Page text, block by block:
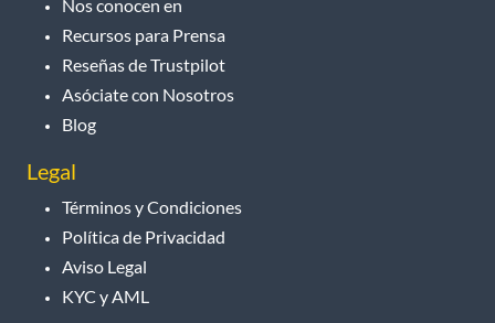
Nos conocen en
Recursos para Prensa
Reseñas de Trustpilot
Asóciate con Nosotros
Blog
Legal
Términos y Condiciones
Política de Privacidad
Aviso Legal
KYC y AML